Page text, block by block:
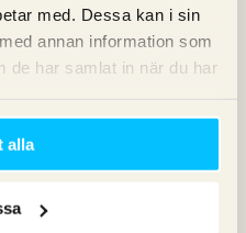
med. Dessa kan i sin
annan information som
de har samlat in när du har
alla